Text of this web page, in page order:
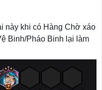
này khi có Hàng Chờ xáo
Binh/Pháo Binh lại làm